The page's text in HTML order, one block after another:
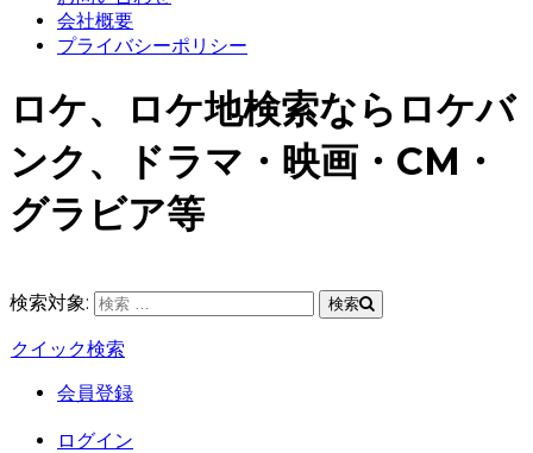
会社概要
プライバシーポリシー
ロケ、ロケ地検索ならロケバ
ンク、ドラマ・映画・CM・
グラビア等
検索対象: 検索
クイック検索
会員登録
ログイン